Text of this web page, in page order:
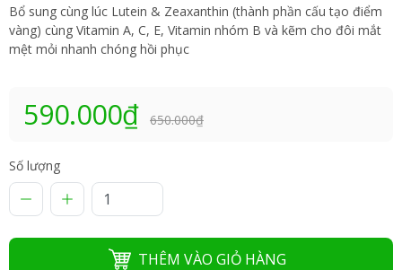
Bổ sung cùng lúc Lutein & Zeaxanthin (thành phần cấu tạo điểm
vàng) cùng Vitamin A, C, E, Vitamin nhóm B và kẽm cho đôi mắt
mệt mỏi nhanh chóng hồi phục
590.000₫ 650.000₫
Số lượng
THÊM VÀO GIỎ HÀNG